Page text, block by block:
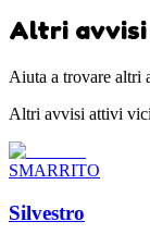
Altri avvisi
Aiuta a trovare altri
Altri avvisi attivi
SMARRITO
Silvestro